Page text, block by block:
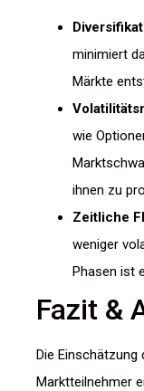
minimiert
Märkte
wie
ihnen zu
Zeitliche
weniger
Phasen ist
Fazit &
Die
Marktteilnehmer